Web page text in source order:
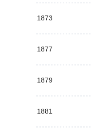
1873
1877
1879
1881